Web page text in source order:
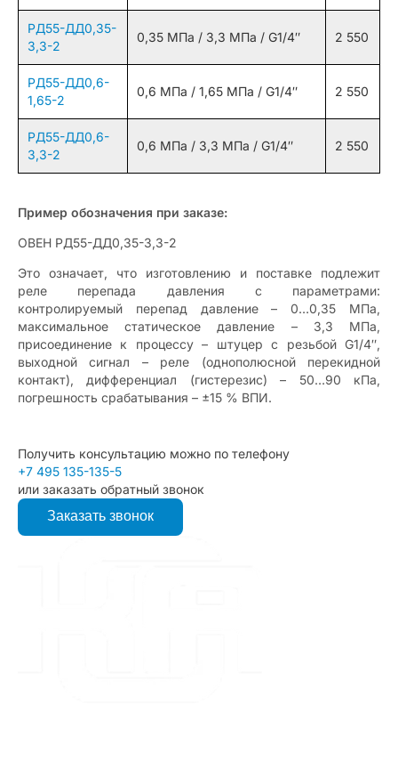
РД55-ДД0,35-
3,3-2
0,35 МПа / 3,3 МПа / G1/4″ 2 550
РД55-ДД0,6-
1,65-2
0,6 МПа / 1,65 МПа / G1/4″ 2 550
РД55-ДД0,6-
3,3-2
0,6 МПа / 3,3 МПа / G1/4″ 2 550
Пример обозначения при заказе:
ОВЕН РД55-ДД0,35-3,3-2
Это означает, что изготовлению и поставке подлежит
реле перепада давления с параметрами:
контролируемый перепад давление – 0…0,35 МПа,
максимальное статическое давление – 3,3 МПа,
присоединение к процессу – штуцер с резьбой G1/4″,
выходной сигнал – реле (однополюсной перекидной
контакт), дифференциал (гистерезис) – 50…90 кПа,
погрешность срабатывания – ±15 % ВПИ.
Получить консультацию можно по телефону
+7 495 135-135-5
или заказать обратный звонок
Заказать звонок